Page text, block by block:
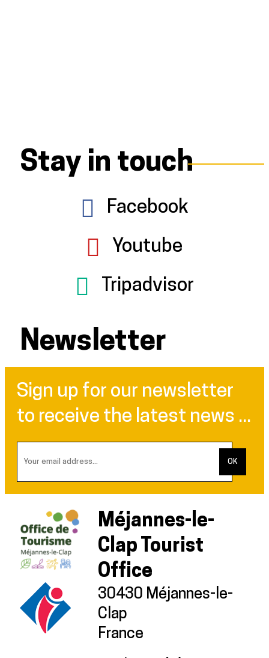
Stay in touch
Facebook
Youtube
Tripadvisor
Newsletter
Sign up for our newsletter
to receive the latest news ...
Méjannes-le-
Clap Tourist
Office
30430 Méjannes-le-
Clap
France